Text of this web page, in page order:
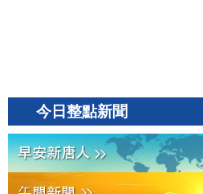
今日整點新聞